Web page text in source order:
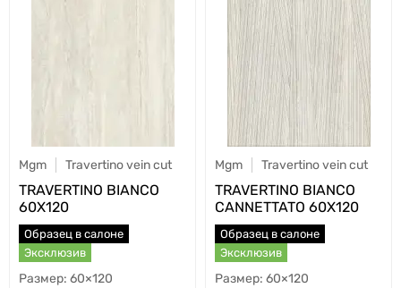
Mgm Travertino vein cut
TRAVERTINO BIANCO
60X120
Образец в салоне
Эксклюзив
60×120
Mgm Travertino vein cut
TRAVERTINO BIANCO
CANNETTATO 60X120
Образец в салоне
Эксклюзив
60×120